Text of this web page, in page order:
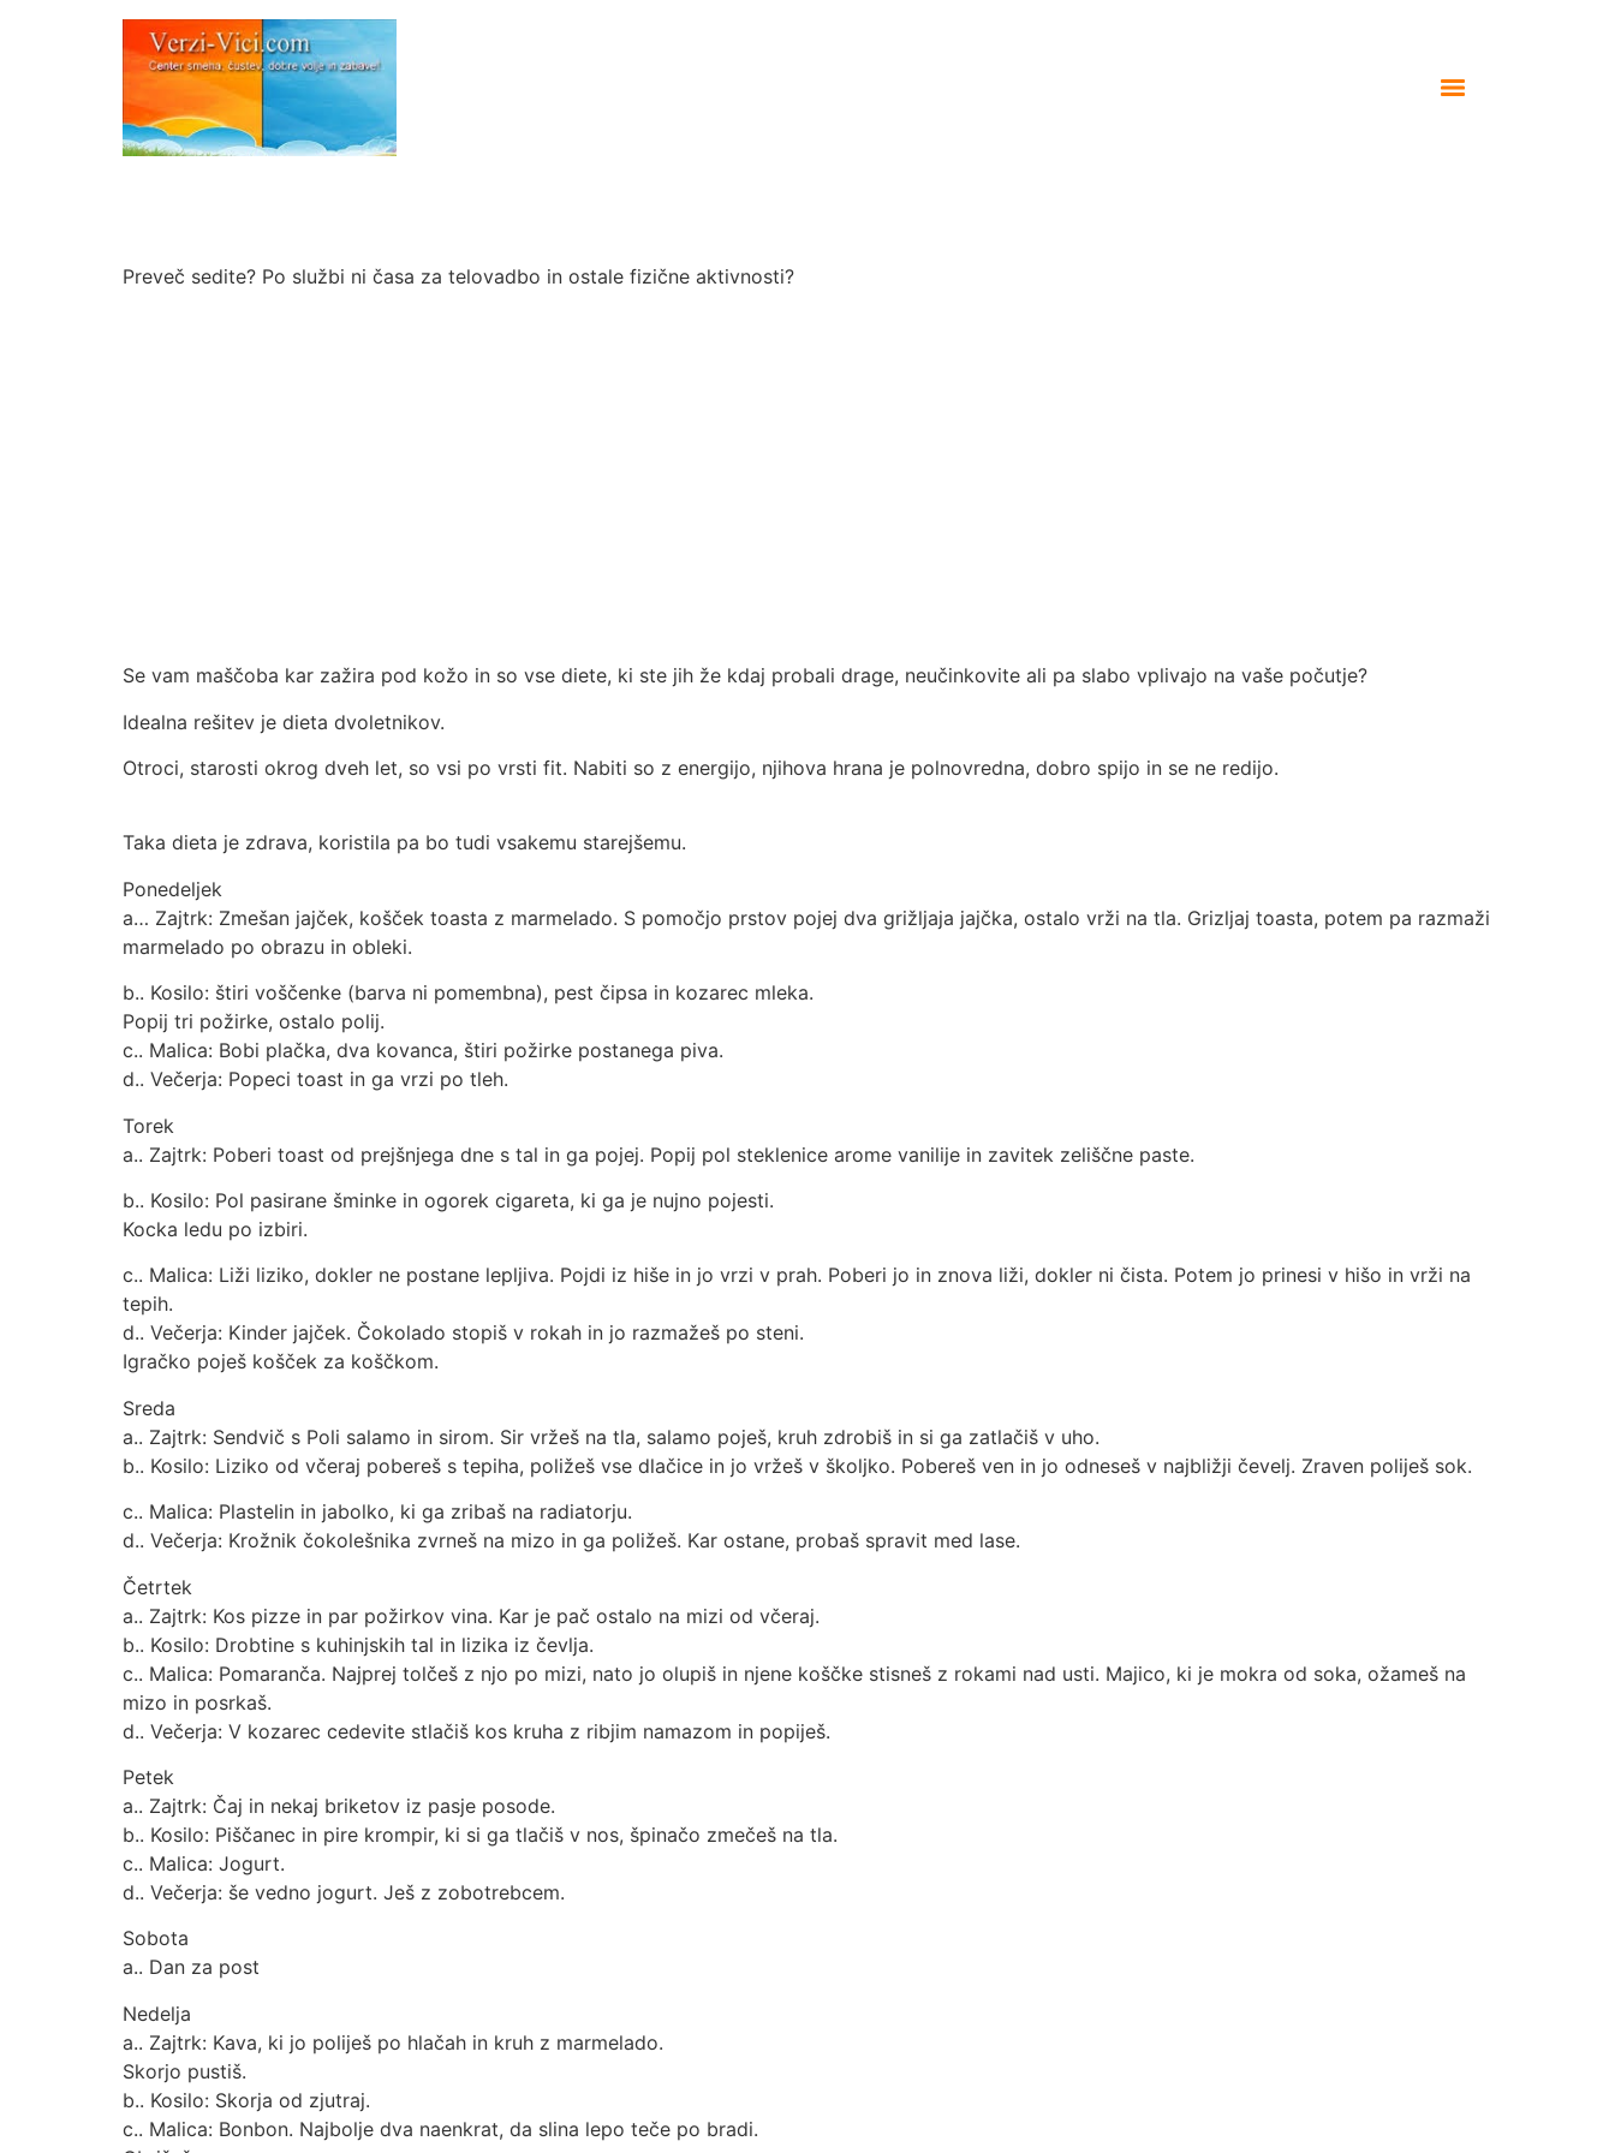
Preveč sedite? Po službi ni časa za telovadbo in ostale fizične aktivnosti?
Se vam maščoba kar zažira pod kožo in so vse diete, ki ste jih že kdaj probali drage, neučinkovite ali pa slabo vplivajo na vaše počutje?
Idealna rešitev je dieta dvoletnikov.
Otroci, starosti okrog dveh let, so vsi po vrsti fit. Nabiti so z energijo, njihova hrana je polnovredna, dobro spijo in se ne redijo.
Taka dieta je zdrava, koristila pa bo tudi vsakemu starejšemu.
Ponedeljek
a… Zajtrk: Zmešan jajček, košček toasta z marmelado. S pomočjo prstov pojej dva grižljaja jajčka, ostalo vrži na tla. Grizljaj toasta, potem pa razmaži
marmelado po obrazu in obleki.
b.. Kosilo: štiri voščenke (barva ni pomembna), pest čipsa in kozarec mleka.
Popij tri požirke, ostalo polij.
c.. Malica: Bobi plačka, dva kovanca, štiri požirke postanega piva.
d.. Večerja: Popeci toast in ga vrzi po tleh.
Torek
a.. Zajtrk: Poberi toast od prejšnjega dne s tal in ga pojej. Popij pol steklenice arome vanilije in zavitek zeliščne paste.
b.. Kosilo: Pol pasirane šminke in ogorek cigareta, ki ga je nujno pojesti.
Kocka ledu po izbiri.
c.. Malica: Liži liziko, dokler ne postane lepljiva. Pojdi iz hiše in jo vrzi v prah. Poberi jo in znova liži, dokler ni čista. Potem jo prinesi v hišo in vrži na
tepih.
d.. Večerja: Kinder jajček. Čokolado stopiš v rokah in jo razmažeš po steni.
Igračko poješ košček za koščkom.
Sreda
a.. Zajtrk: Sendvič s Poli salamo in sirom. Sir vržeš na tla, salamo poješ, kruh zdrobiš in si ga zatlačiš v uho.
b.. Kosilo: Liziko od včeraj pobereš s tepiha, poližeš vse dlačice in jo vržeš v školjko. Pobereš ven in jo odneseš v najbližji čevelj. Zraven poliješ sok.
c.. Malica: Plastelin in jabolko, ki ga zribaš na radiatorju.
d.. Večerja: Krožnik čokolešnika zvrneš na mizo in ga poližeš. Kar ostane, probaš spravit med lase.
Četrtek
a.. Zajtrk: Kos pizze in par požirkov vina. Kar je pač ostalo na mizi od včeraj.
b.. Kosilo: Drobtine s kuhinjskih tal in lizika iz čevlja.
c.. Malica: Pomaranča. Najprej tolčeš z njo po mizi, nato jo olupiš in njene koščke stisneš z rokami nad usti. Majico, ki je mokra od soka, ožameš na
mizo in posrkaš.
d.. Večerja: V kozarec cedevite stlačiš kos kruha z ribjim namazom in popiješ.
Petek
a.. Zajtrk: Čaj in nekaj briketov iz pasje posode.
b.. Kosilo: Piščanec in pire krompir, ki si ga tlačiš v nos, špinačo zmečeš na tla.
c.. Malica: Jogurt.
d.. Večerja: še vedno jogurt. Ješ z zobotrebcem.
Sobota
a.. Dan za post
Nedelja
a.. Zajtrk: Kava, ki jo poliješ po hlačah in kruh z marmelado.
Skorjo pustiš.
b.. Kosilo: Skorja od zjutraj.
c.. Malica: Bonbon. Najbolje dva naenkrat, da slina lepo teče po bradi.